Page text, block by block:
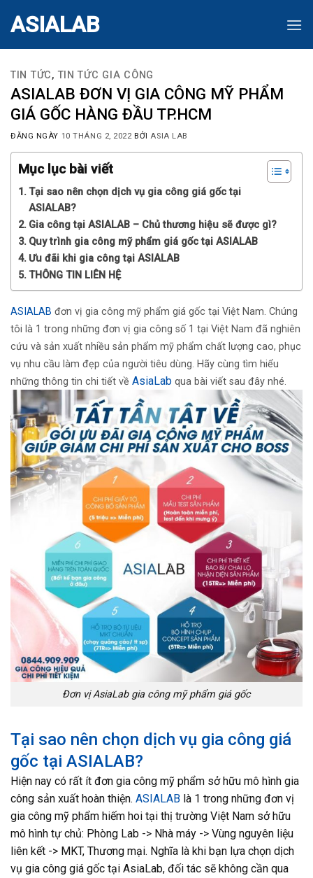
ASIALAB
TIN TỨC,TIN TỨC GIA CÔNG
ASIALAB ĐƠN VỊ GIA CÔNG MỸ PHẨM
GIÁ GỐC HÀNG ĐẦU TP.HCM
ĐĂNG NGÀY 10 THÁNG 2, 2022BỞIASIA LAB
Mục lục bài viết
Tại sao nên chọn dịch vụ gia công giá gốc tại
ASIALAB?
Gia công tại ASIALAB – Chủ thương hiệu sẽ được gì?
Quy trình gia công mỹ phẩm giá gốc tại ASIALAB
Ưu đãi khi gia công tại ASIALAB
THÔNG TIN LIÊN HỆ
ASIALAB đơn vị gia công mỹ phẩm giá gốc tại Việt Nam. Chúng
tôi là 1 trong những đơn vị gia công số 1 tại Việt Nam đã nghiên
cứu và sản xuất nhiều sản phẩm mỹ phẩm chất lượng cao, phục
vụ nhu cầu làm đẹp của người tiêu dùng. Hãy cùng tìm hiểu
những thông tin chi tiết về AsiaLab qua bài viết sau đây nhé.
Đơn vị AsiaLab gia công mỹ phẩm giá gốc
Tại sao nên chọn dịch vụ gia công giá
gốc tại ASIALAB?
Hiện nay có rất ít đơn gia công mỹ phẩm sở hữu mô hình gia
công sản xuất hoàn thiện. ASIALAB là 1 trong những đơn vị
gia công mỹ phẩm hiếm hoi tại thị trường Việt Nam sở hữu
mô hình tự chủ: Phòng Lab -> Nhà máy -> Vùng nguyên liệu
liên kết -> MKT, Thương mại. Nghĩa là khi bạn lựa chọn dịch
vụ gia công giá gốc tại AsiaLab, đối tác sẽ không cần qua